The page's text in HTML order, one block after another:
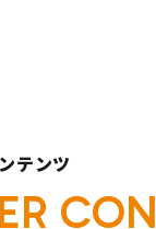
テンツ
ER CON